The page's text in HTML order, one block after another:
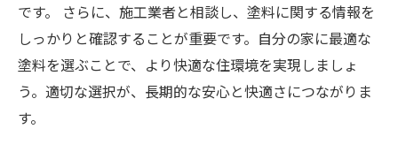
です。 さらに、施工業者と相談し、塗料に関する情報を
しっかりと確認することが重要です。自分の家に最適な
塗料を選ぶことで、より快適な住環境を実現しましょ
う。適切な選択が、長期的な安心と快適さにつながりま
す。